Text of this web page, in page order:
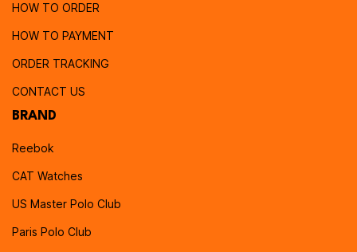
HOW TO ORDER
HOW TO PAYMENT
ORDER TRACKING
CONTACT US
BRAND
Reebok
CAT Watches
US Master Polo Club
Paris Polo Club